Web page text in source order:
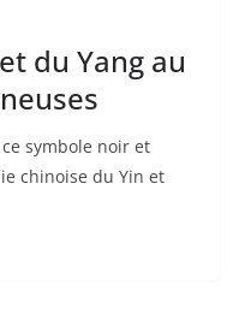
du Yang au
symbole noir et
chinoise du Yin et